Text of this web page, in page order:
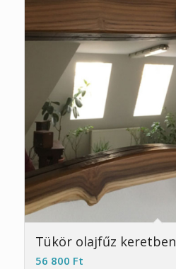
Tükör olajfűz keretben
56 800 Ft